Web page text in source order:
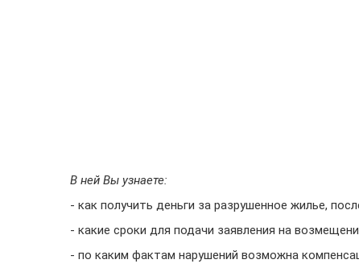
В ней Вы узнаете:
- как получить деньги за разрушенное жилье,
- какие сроки для подачи заявления на
- по каким фактам нарушений возможна